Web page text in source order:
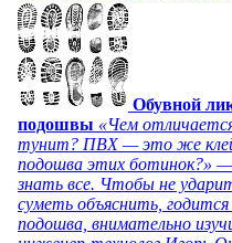
Обувной
подошвы «Чем
тунит? ПВХ — это же
подошва этих ботинок?» —
знать все. Чтобы не
суметь объяснить,
подошва, внимательно